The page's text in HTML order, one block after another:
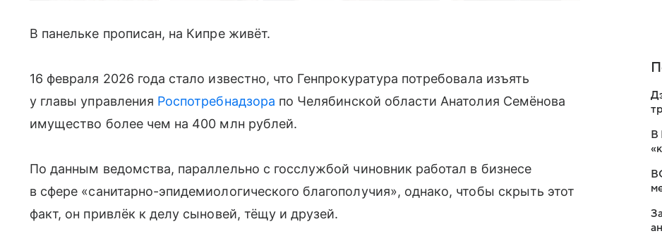
В панельке прописан, на Кипре живёт.
16 февраля 2026 года стало известно, что Генпрокуратура потребовала изъять
у главы управления Роспотребнадзора по Челябинской области Анатолия Семёнова
имущество более чем на 400 млн рублей.
По данным ведомства, параллельно с госслужбой чиновник работал в бизнесе
в сфере «санитарно-эпидемиологического благополучия», однако, чтобы скрыть этот
факт, он привлёк к делу сыновей, тёщу и друзей.
В